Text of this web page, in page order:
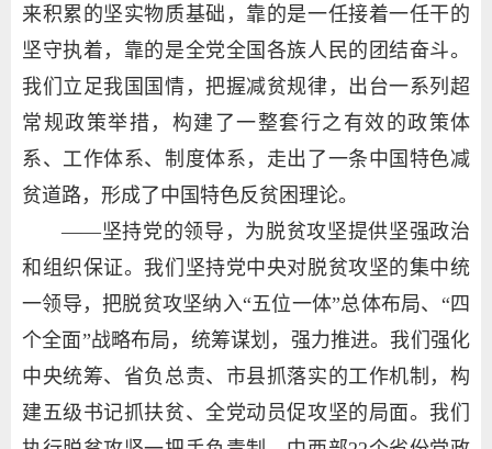
来积累的坚实物质基础，靠的是一任接着一任干的
坚守执着，靠的是全党全国各族人民的团结奋斗。
我们立足我国国情，把握减贫规律，出台一系列超
常规政策举措，构建了一整套行之有效的政策体
系、工作体系、制度体系，走出了一条中国特色减
贫道路，形成了中国特色反贫困理论。
——坚持党的领导，为脱贫攻坚提供坚强政治
和组织保证。我们坚持党中央对脱贫攻坚的集中统
一领导，把脱贫攻坚纳入“五位一体”总体布局、“四
个全面”战略布局，统筹谋划，强力推进。我们强化
中央统筹、省负总责、市县抓落实的工作机制，构
建五级书记抓扶贫、全党动员促攻坚的局面。我们